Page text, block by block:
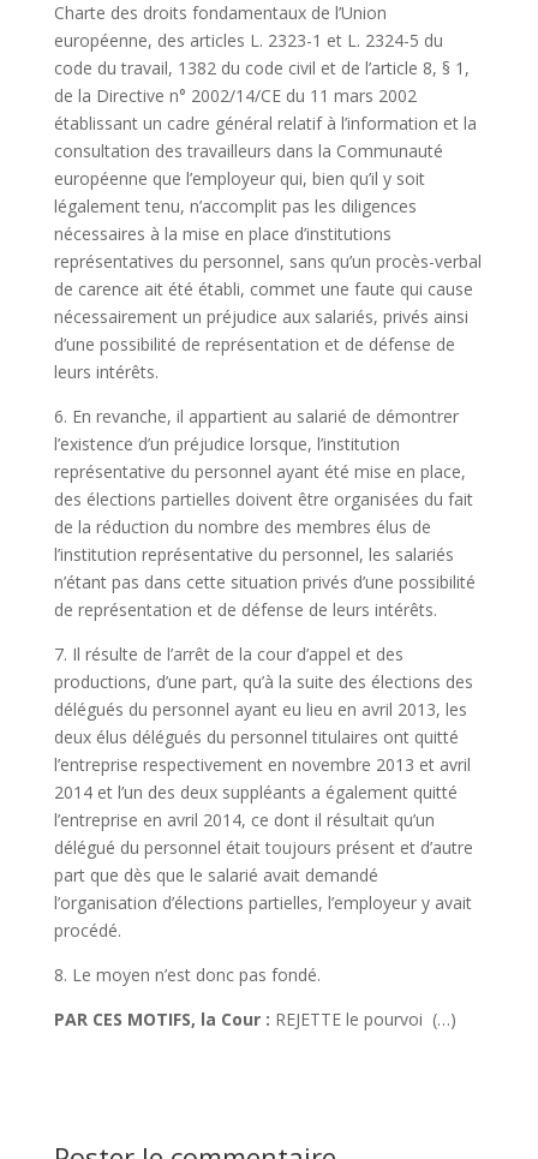
Charte des droits fondamentaux de l’Union
européenne, des articles L. 2323-1 et L. 2324-5 du
code du travail, 1382 du code civil et de l’article 8, § 1,
de la Directive n° 2002/14/CE du 11 mars 2002
établissant un cadre général relatif à l’information et la
consultation des travailleurs dans la Communauté
européenne que l’employeur qui, bien qu’il y soit
légalement tenu, n’accomplit pas les diligences
nécessaires à la mise en place d’institutions
représentatives du personnel, sans qu’un procès-verbal
de carence ait été établi, commet une faute qui cause
nécessairement un préjudice aux salariés, privés ainsi
d’une possibilité de représentation et de défense de
leurs intérêts.
6. En revanche, il appartient au salarié de démontrer
l’existence d’un préjudice lorsque, l’institution
représentative du personnel ayant été mise en place,
des élections partielles doivent être organisées du fait
de la réduction du nombre des membres élus de
l’institution représentative du personnel, les salariés
n’étant pas dans cette situation privés d’une possibilité
de représentation et de défense de leurs intérêts.
7. Il résulte de l’arrêt de la cour d’appel et des
productions, d’une part, qu’à la suite des élections des
délégués du personnel ayant eu lieu en avril 2013, les
deux élus délégués du personnel titulaires ont quitté
l’entreprise respectivement en novembre 2013 et avril
2014 et l’un des deux suppléants a également quitté
l’entreprise en avril 2014, ce dont il résultait qu’un
délégué du personnel était toujours présent et d’autre
part que dès que le salarié avait demandé
l’organisation d’élections partielles, l’employeur y avait
procédé.
8. Le moyen n’est donc pas fondé.
PAR CES MOTIFS, la Cour : REJETTE le pourvoi (…)